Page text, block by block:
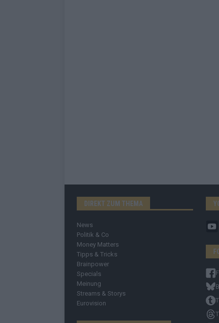
DIREKT ZUM THEMA
News
Politik & Co
Money Matters
Tipps & Tricks
Brainpower
Specials
Meinung
Streams & Storys
Eurovision